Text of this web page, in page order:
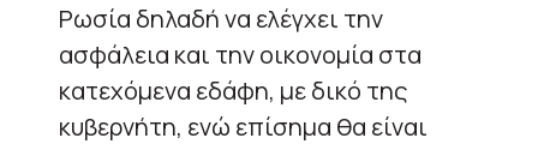
Ρωσία δηλαδή να ελέγχει την
ασφάλεια και την οικονομία στα
κατεχόμενα εδάφη, με δικό της
κυβερνήτη, ενώ επίσημα θα είναι